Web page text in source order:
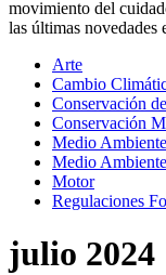
movimiento del
las últimas novedades
Arte
Cambio
Conservación
Conservación
Medio Ambiente
Medio
Motor
Regulaciones
julio 2024